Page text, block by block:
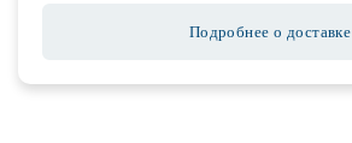
Подробнее о доставке